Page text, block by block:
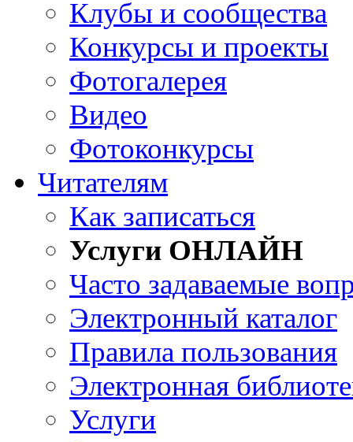
Клубы и сообщества
Конкурсы и проекты
Фотогалерея
Видео
Фотоконкурсы
Читателям
Как записаться
Услуги ОНЛАЙН
Часто задаваемые
Электронный каталог
Правила пользования
Электронная
Услуги